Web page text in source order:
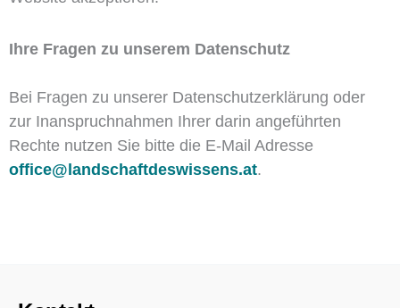
Ihre Fragen zu unserem Datenschutz
Bei Fragen zu unserer Datenschutzerklärung oder
zur Inanspruchnahmen Ihrer darin angeführten
Rechte nutzen Sie bitte die E-Mail Adresse
office@landschaftdeswissens.at.